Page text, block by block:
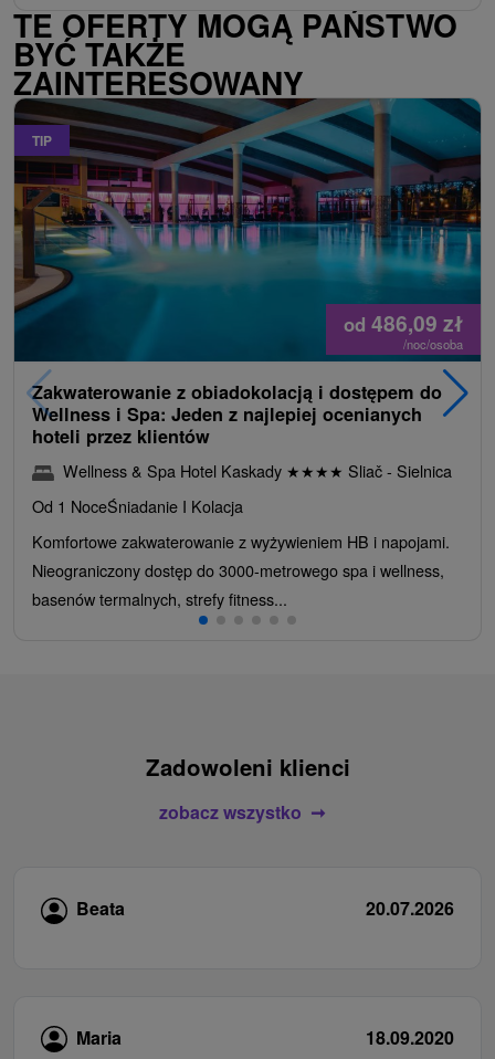
TE OFERTY MOGĄ PAŃSTWO
BYĆ TAKŻE
ZAINTERESOWANY
TIP
od 486,09 zł
/noc/osoba
Zakwaterowanie z obiadokolacją i dostępem do
Wellness i Spa: Jeden z najlepiej ocenianych
hoteli przez klientów
Wellness & Spa Hotel Kaskady ★★★★ Sliač - Sielnica
Od 1 NoceŚniadanie I Kolacja
Komfortowe zakwaterowanie z wyżywieniem HB i napojami.
Nieograniczony dostęp do 3000-metrowego spa i wellness,
basenów termalnych, strefy fitness...
Zadowoleni klienci
zobacz wszystko
Beata 20.07.2026
Maria
18.09.2020